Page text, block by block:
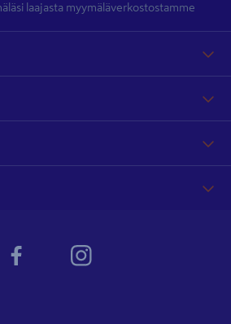
laajasta myymäläverkostostamme